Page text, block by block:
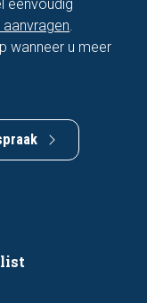
eenvoudig
.
wanneer u meer